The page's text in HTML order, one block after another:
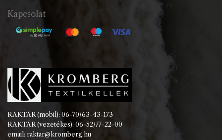
Kapcsolat
RAKTÁR (mobil): 06-70/63-43-173
RAKTÁR (vezetékes): 06-52/77-22-00
email: raktar@kromberg.hu